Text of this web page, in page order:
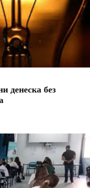
денеска без